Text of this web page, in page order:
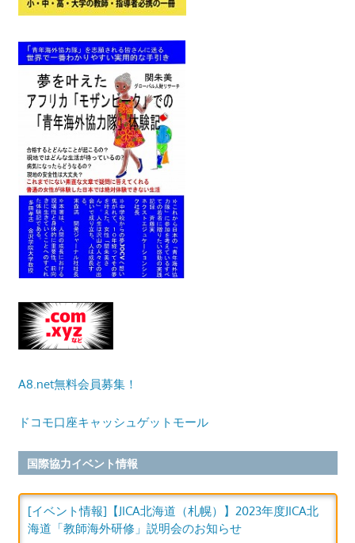
A8.net無料会員募集！
ドコモ口座キャッシュゲットモール
国際協力イベント情報
[イベント情報]【JICA北海道（札幌）】2023年度JICA北
海道「教師海外研修」説明会のお知らせ